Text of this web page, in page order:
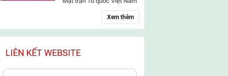
Xem thêm
LIÊN KẾT WEBSITE